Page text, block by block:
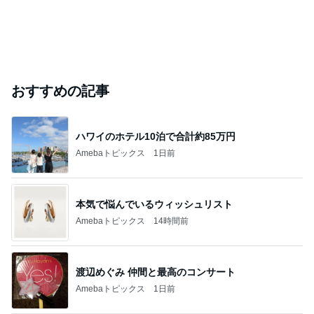
おすすめの記事
ハワイのホテル10泊で合計約85万円
Amebaトピックス 1日前
本気で悩んでいるウィッシュリスト
Amebaトピックス 14時間前
渡辺めぐみ 仲間と最高のコンサート
Amebaトピックス 1日前